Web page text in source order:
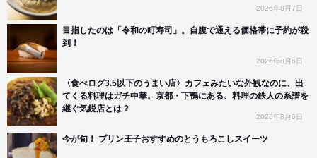
2026年8月7日
目指したのは「令和の町寿司」。自腹で通える価格帯に予約が殺
到！
2026年8月6日
〈食べログ3.5以下のうまい店〉カフェみたいな外観なのに、出
てくる料理はガチ中華。京都・下鴨にある、料理の鉄人の系譜を
継ぐ気鋭店とは？
2026年8月6日
今が旬！ プリン王子おすすめのとうもろこしスイーツ